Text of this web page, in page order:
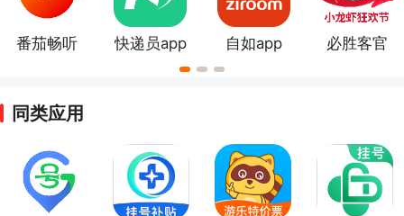
番茄畅听
快递员app 自如app
必胜客官
同类应用